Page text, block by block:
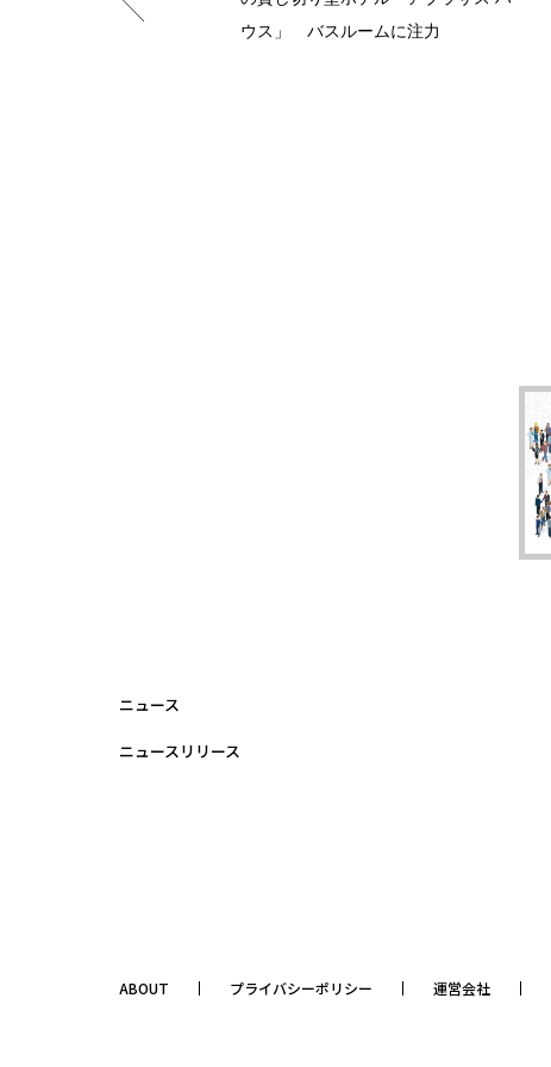
ウス」 バスルームに注力
ニュース
ニュースリリース
ABOUT プライバシーポリシー 運営会社